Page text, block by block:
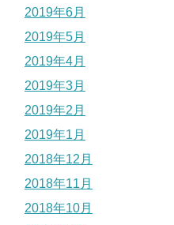
2019年6月
2019年5月
2019年4月
2019年3月
2019年2月
2019年1月
2018年12月
2018年11月
2018年10月